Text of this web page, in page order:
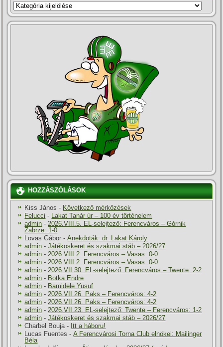
KATEGÓRIÁK
HOZZÁSZÓLÁSOK
Kiss János - Következő mérkőzések
Felucci - Lakat Tanár úr – 100 év történelem
admin -2026.VIII.5. EL-selejtező: Ferencváros – Górnik
Zabrze: 1-0
Lovas Gábor -Anekdoták: dr. Lakat Károly
admin -Játékoskeret és szakmai stáb – 2026/27
admin -2026.VIII.2. Ferencváros – Vasas: 0-0
admin -2026.VIII.2. Ferencváros – Vasas: 0-0
admin -2026.VII.30. EL-selejtező: Ferencváros – Twente: 2-2
admin - Botka Endre
admin - Bamidele Yusuf
admin -2026.VII.26. Paks – Ferencváros: 4-2
admin -2026.VII.26. Paks – Ferencváros: 4-2
admin -2026.VII.23. EL-selejtező: Twente – Ferencváros: 1-2
admin -Játékoskeret és szakmai stáb – 2026/27
Charbel Bouja- Itt a háboru!
Lucas Fuentes -A Ferencvárosi Torna Club elnökei: Mailinger
Béla